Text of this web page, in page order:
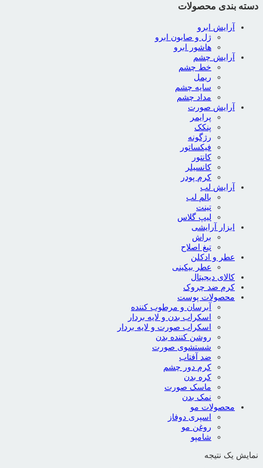
دسته بندی محصولات
آرایش ابرو
ژل و صابون ابرو
هاشور ابرو
آرایش چشم
خط چشم
ریمل
سایه چشم
مداد چشم
آرایش صورت
پرایمر
پنکک
رژگونه
فیکساتور
کانتور
کانسیلر
کرم پودر
آرایش لب
بالم لب
تینت
لیپ گلاس
ابزار آرایشی
براش
تیغ اصلاح
عطر و ادکلن
عطر بیکینی
کالای دیجیتال
کرم ضد چروک
محصولات پوست
آبرسان و مرطوب کننده
اسکراب بدن و لایه بردار
اسکراب صورت و لایه بردار
روشن کننده بدن
شستشوی صورت
ضد آفتاب
کرم دور چشم
کره بدن
ماسک صورت
نمک بدن
محصولات مو
اسپری دوفاز
روغن مو
شامپو
نمایش یک نتیجه